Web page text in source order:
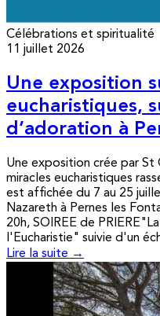
Célébrations et spiritualité
11 juillet 2026
Une exposition
eucharistiques,
d’adoration à
Une exposition crée par St
miracles eucharistiques
est affichée du 7 au 25
Nazareth à Pernes les
20h, SOIREE de
l'Eucharistie" suivie d'un
Lire la suite →